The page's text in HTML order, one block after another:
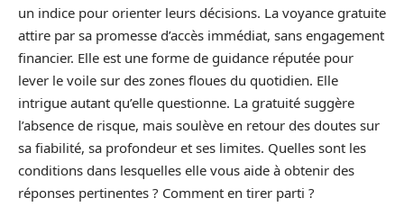
un indice pour orienter leurs décisions. La voyance gratuite
attire par sa promesse d’accès immédiat, sans engagement
financier. Elle est une forme de guidance réputée pour
lever le voile sur des zones floues du quotidien. Elle
intrigue autant qu’elle questionne. La gratuité suggère
l’absence de risque, mais soulève en retour des doutes sur
sa fiabilité, sa profondeur et ses limites. Quelles sont les
conditions dans lesquelles elle vous aide à obtenir des
réponses pertinentes ? Comment en tirer parti ?